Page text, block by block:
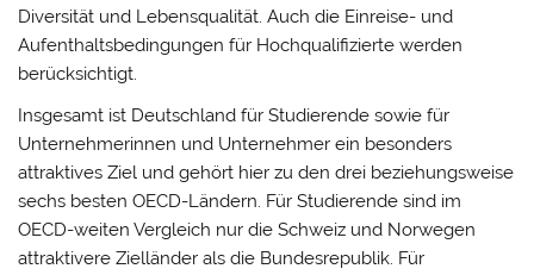
Diversität und Lebensqualität. Auch die Einreise- und
Aufenthaltsbedingungen für Hochqualifizierte werden
berücksichtigt.
Insgesamt ist Deutschland für Studierende sowie für
Unternehmerinnen und Unternehmer ein besonders
attraktives Ziel und gehört hier zu den drei beziehungsweise
sechs besten OECD-Ländern. Für Studierende sind im
OECD-weiten Vergleich nur die Schweiz und Norwegen
attraktivere Zielländer als die Bundesrepublik. Für